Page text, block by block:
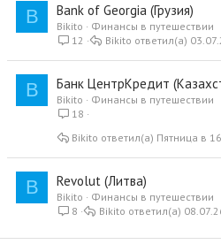
B Bank of Georgia (Грузия)
Bikito
Финансы в путешествии
12
Bikito
B Банк ЦентрКредит
Bikito
Финансы в путешествии
18
Пятница в
Bikito
B Revolut (Литва)
Bikito
Финансы в путешествии
8
Bikito